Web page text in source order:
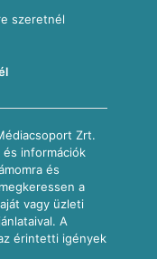
szeretnél
Zrt.
információk
és
a
vagy üzleti
A
érintetti igények